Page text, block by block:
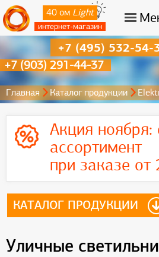
40 ом Light
интернет-магазин
+7 (903) 291-44-37
+7 (495) 532-54-
Главная Каталог продукции
Акция ноября:
ассортимент
при заказе
КАТАЛОГ ПРОДУКЦИИ
Уличные